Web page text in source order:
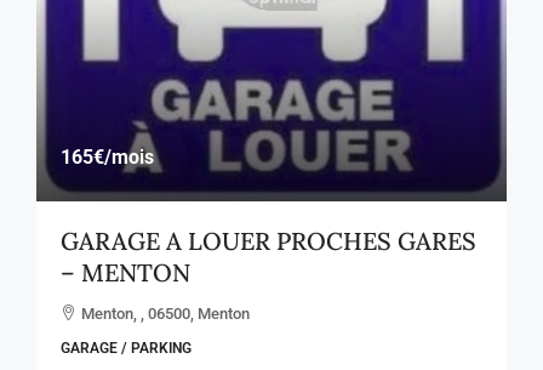
165€/mois
GARAGE A LOUER PROCHES GARES
– MENTON
Menton, , 06500, Menton
GARAGE / PARKING